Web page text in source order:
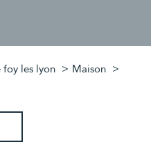
foy les lyon
Maison